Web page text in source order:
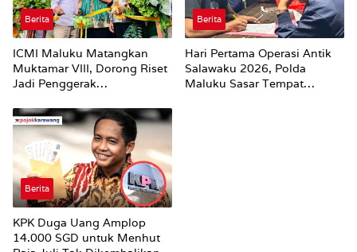
Berita
ICMI Maluku Matangkan
Muktamar VIII, Dorong Riset
Jadi Penggerak
Berita
Hari Pertama Operasi Antik
Salawaku 2026, Polda
Maluku Sasar Tempat
Berita
KPK Duga Uang Amplop
14.000 SGD untuk Menhut